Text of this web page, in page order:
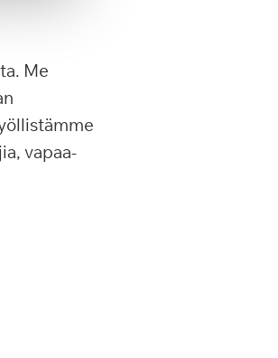
Me
vapaa-